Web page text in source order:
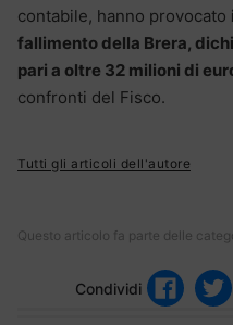
contabile, hanno provocato
fallimento della Brera,
pari a oltre 32 milioni di
confronti del Fisco.
Tutti gli articoli dell'autore
Questo articolo fa parte delle
Condividi